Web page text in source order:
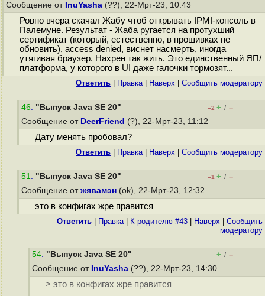
Сообщение от InuYasha (??), 22-Мрт-23, 10:43
Ровно вчера скачал Жабу чтоб открывать IPMI-консоль в
Палемуне. Результат - Жаба ругается на протухший
сертификат (который, естественно, в прошивках не
обновить), access denied, виснет насмерть, иногда
утягивая браузер. Нахрен так жить. Это единственный ЯП/
платформа, у которого в UI даже галочки тормозят...
Ответить Правка| Наверх Cообщить модератору
46. "Выпуск Java SE 20" –2 + / –
Сообщение от DeerFriend (?), 22-Мрт-23, 11:12
Дату менять пробовал?
Ответить Правка| Наверх Cообщить модератору
51. "Выпуск Java SE 20" –1 + / –
Сообщение от жявамэн (ok), 22-Мрт-23, 12:32
это в конфигах жре правится
Ответить Правка| К родителю #43 Наверх
Cообщить
модератору
54. "Выпуск Java SE 20" + / –
Сообщение от InuYasha (??), 22-Мрт-23, 14:30
> это в конфигах жре правится